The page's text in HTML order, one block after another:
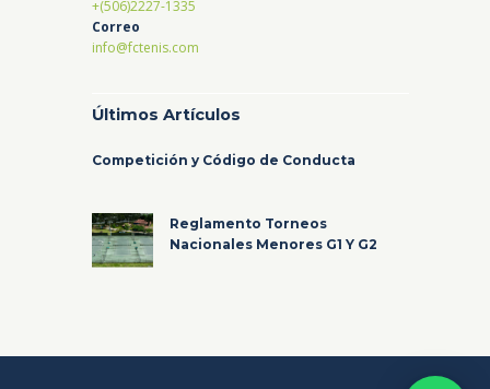
+(506)2227-1335
Correo
info@fctenis.com
Últimos Artículos
Competición y Código de Conducta
Reglamento Torneos
Nacionales Menores G1 Y G2